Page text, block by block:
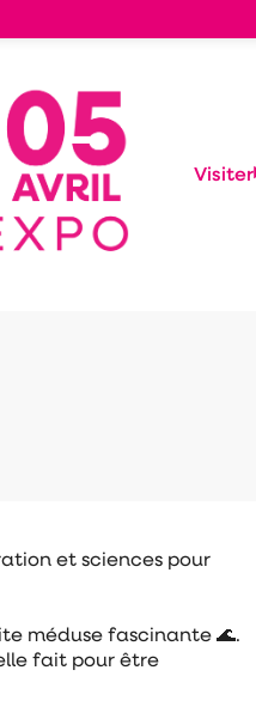
et sciences pour
méduse fascinante 🌊.
fait pour être
Visiter